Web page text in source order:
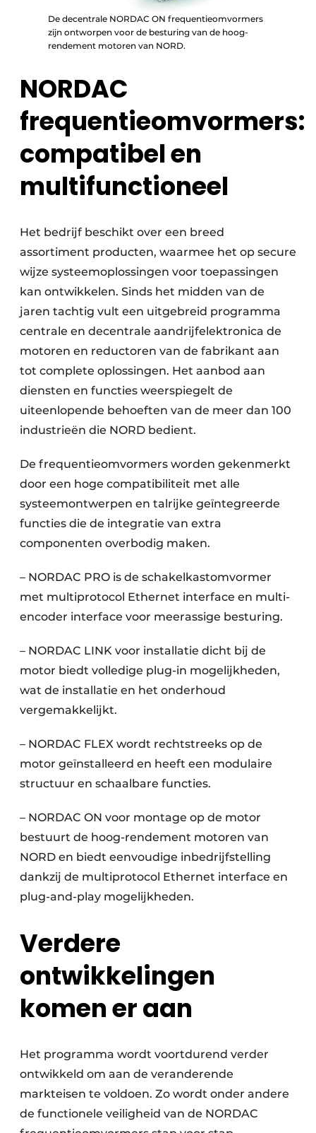
De decentrale NORDAC ON frequentieomvormers
zijn ontworpen voor de besturing van de hoog-
rendement motoren van NORD.
NORDAC
frequentieomvormers:
compatibel en
multifunctioneel
Het bedrijf beschikt over een breed
assortiment producten, waarmee het op secure
wijze systeemoplossingen voor toepassingen
kan ontwikkelen. Sinds het midden van de
jaren tachtig vult een uitgebreid programma
centrale en decentrale aandrijfelektronica de
motoren en reductoren van de fabrikant aan
tot complete oplossingen. Het aanbod aan
diensten en functies weerspiegelt de
uiteenlopende behoeften van de meer dan 100
industrieën die NORD bedient.
De frequentieomvormers worden gekenmerkt
door een hoge compatibiliteit met alle
systeemontwerpen en talrijke geïntegreerde
functies die de integratie van extra
componenten overbodig maken.
– NORDAC PRO is de schakelkastomvormer
met multiprotocol Ethernet interface en multi-
encoder interface voor meerassige besturing.
– NORDAC LINK voor installatie dicht bij de
motor biedt volledige plug-in mogelijkheden,
wat de installatie en het onderhoud
vergemakkelijkt.
– NORDAC FLEX wordt rechtstreeks op de
motor geïnstalleerd en heeft een modulaire
structuur en schaalbare functies.
– NORDAC ON voor montage op de motor
bestuurt de hoog-rendement motoren van
NORD en biedt eenvoudige inbedrijfstelling
dankzij de multiprotocol Ethernet interface en
plug-and-play mogelijkheden.
Verdere
ontwikkelingen
komen er aan
Het programma wordt voortdurend verder
ontwikkeld om aan de veranderende
markteisen te voldoen. Zo wordt onder andere
de functionele veiligheid van de NORDAC